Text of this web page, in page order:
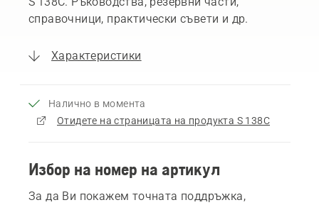
справочници, практически съвети и др.
Характеристики
Налично в момента
Отидете на страницата на продукта S 138C
Избор на номер на артикул
За да Ви покажем точната поддръжка,